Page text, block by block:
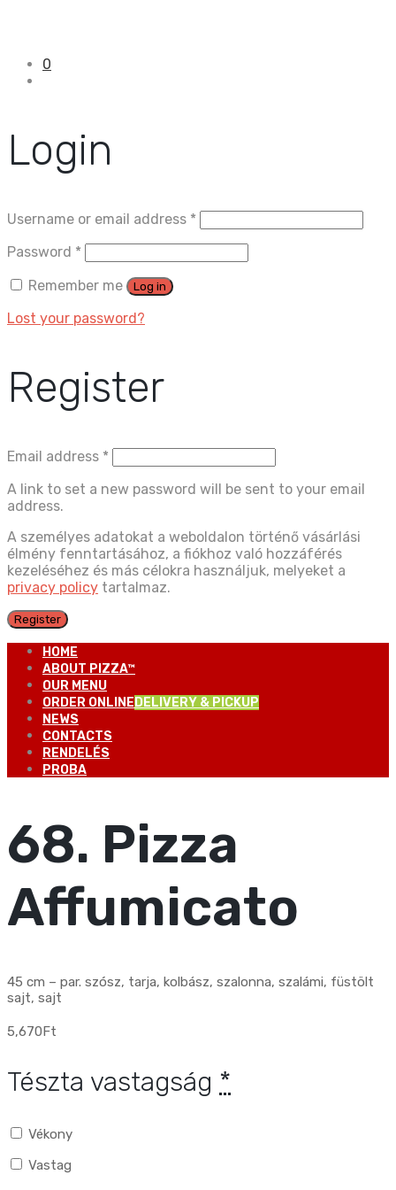
0
Login
Username or email address *
Password *
Remember me
Log in
Lost your password?
Register
Email address *
A link to set a new password will be sent to your email
address.
A személyes adatokat a weboldalon történő vásárlási
élmény fenntartásához, a fiókhoz való hozzáférés
kezeléséhez és más célokra használjuk, melyeket a
privacy policy tartalmaz.
Register
HOME
ABOUT PIZZA™
OUR MENU
ORDER ONLINE DELIVERY & PICKUP
NEWS
CONTACTS
RENDELÉS
PROBA
68. Pizza
Affumicato
45 cm – par. szósz, tarja, kolbász, szalonna, szalámi, füstölt
sajt, sajt
5,670Ft
Tészta vastagság *
Vékony
Vastag